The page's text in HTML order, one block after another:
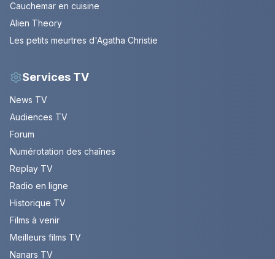
Cauchemar en cuisine
Alien Theory
Les petits meurtres d'Agatha Christie
Services TV
News TV
Audiences TV
Forum
Numérotation des chaînes
Replay TV
Radio en ligne
Historique TV
Films à venir
Meilleurs films TV
Nanars TV